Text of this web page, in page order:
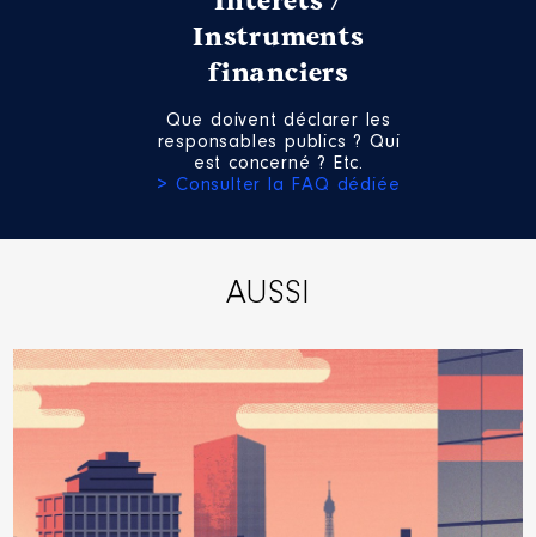
Instruments
financiers
Que doivent déclarer les
responsables publics ? Qui
est concerné ? Etc.
> Consulter la FAQ dédiée
AUSSI